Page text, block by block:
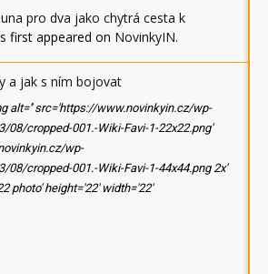
pro dva jako chytrá cesta k
first appeared on NovinkyIN.
a jak s ním bojovat
alt='' src='https://www.novinkyin.cz/wp-
08/cropped-001.-Wiki-Favi-1-22x22.png'
wp-
08/cropped-001.-Wiki-Favi-1-44x44.png 2x'
photo' height='22' width='22'